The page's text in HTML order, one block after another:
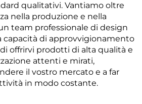
qualitativi. Vantiamo oltre
nella produzione e nella
team professionale di design
capacità di approvvigionamento
offrirvi prodotti di alta qualità e
attenti e mirati,
il vostro mercato e a far
in modo costante.